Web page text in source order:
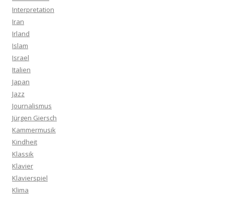
Interpretation
Iran
Irland
Islam
Israel
Italien
Japan
Jazz
Journalismus
Jürgen Giersch
Kammermusik
Kindheit
Klassik
Klavier
Klavierspiel
Klima